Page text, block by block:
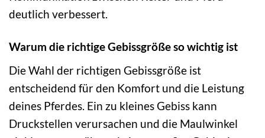
deutlich verbessert.
Warum die richtige Gebissgröße so wichtig ist
Die Wahl der richtigen Gebissgröße ist
entscheidend für den Komfort und die Leistung
deines Pferdes. Ein zu kleines Gebiss kann
Druckstellen verursachen und die Maulwinkel